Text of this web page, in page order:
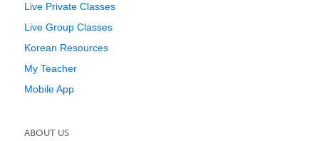
Live Private Classes
Live Group Classes
Korean Resources
My Teacher
Mobile App
ABOUT US